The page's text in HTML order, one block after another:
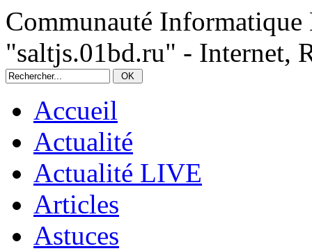
Communauté
"saltjs.01bd.ru" - Internet,
Accueil
Actualité
Actualité LIVE
Articles
Astuces